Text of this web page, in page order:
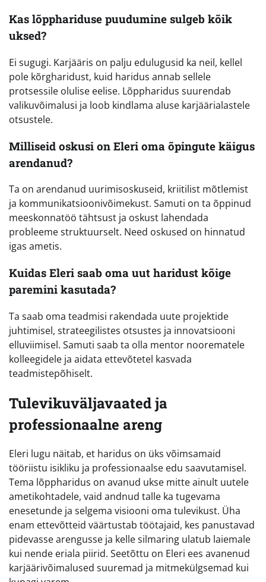
Kas lõpphariduse puudumine sulgeb kõik
uksed?
Ei sugugi. Karjääris on palju edulugusid ka neil, kellel
pole kõrgharidust, kuid haridus annab sellele
protsessile olulise eelise. Lõppharidus suurendab
valikuvõimalusi ja loob kindlama aluse karjäärialastele
otsustele.
Milliseid oskusi on Eleri oma õpingute käigus
arendanud?
Ta on arendanud uurimisoskuseid, kriitilist mõtlemist
ja kommunikatsioonivõimekust. Samuti on ta õppinud
meeskonnatöö tähtsust ja oskust lahendada
probleeme struktuurselt. Need oskused on hinnatud
igas ametis.
Kuidas Eleri saab oma uut haridust kõige
paremini kasutada?
Ta saab oma teadmisi rakendada uute projektide
juhtimisel, strateegilistes otsustes ja innovatsiooni
elluviimisel. Samuti saab ta olla mentor noorematele
kolleegidele ja aidata ettevõtetel kasvada
teadmistepõhiselt.
Tulevikuväljavaated ja
professionaalne areng
Eleri lugu näitab, et haridus on üks võimsamaid
tööriistu isikliku ja professionaalse edu saavutamisel.
Tema lõppharidus on avanud ukse mitte ainult uutele
ametikohtadele, vaid andnud talle ka tugevama
enesetunde ja selgema visiooni oma tulevikust. Üha
enam ettevõtteid väärtustab töötajaid, kes panustavad
pidevasse arengusse ja kelle silmaring ulatub laiemale
kui nende eriala piirid. Seetõttu on Eleri ees avanenud
karjäärivõimalused suuremad ja mitmekülgsemad kui